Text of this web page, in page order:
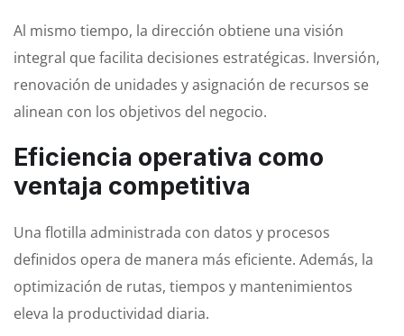
Al mismo tiempo, la dirección obtiene una visión
integral que facilita decisiones estratégicas. Inversión,
renovación de unidades y asignación de recursos se
alinean con los objetivos del negocio.
Eficiencia operativa como
ventaja competitiva
Una flotilla administrada con datos y procesos
definidos opera de manera más eficiente. Además, la
optimización de rutas, tiempos y mantenimientos
eleva la productividad diaria.